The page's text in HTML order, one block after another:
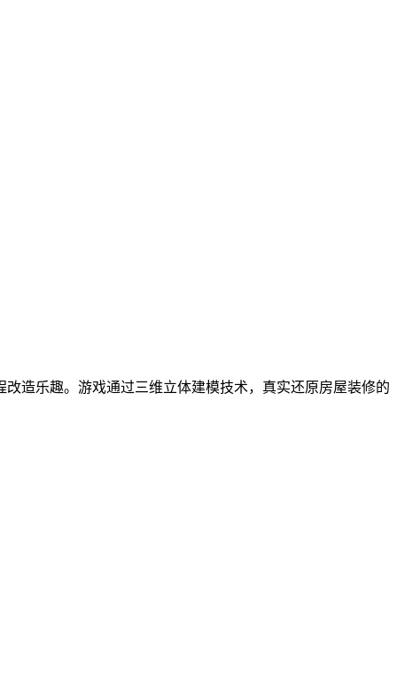
造乐趣。游戏通过三维立体建模技术，真实还原房屋装修的